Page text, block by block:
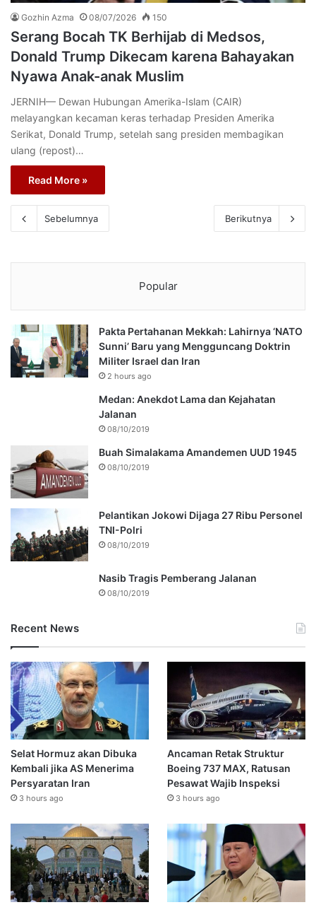
Gozhin Azma 08/07/2026 150
Serang Bocah TK Berhijab di Medsos,
Donald Trump Dikecam karena Bahayakan
Nyawa Anak-anak Muslim
JERNIH— Dewan Hubungan Amerika-Islam (CAIR)
melayangkan kecaman keras terhadap Presiden Amerika
Serikat, Donald Trump, setelah sang presiden membagikan
ulang (repost)…
Read More »
Sebelumnya Berikutnya
Popular
Pakta Pertahanan Mekkah: Lahirnya ‘NATO
Sunni’ Baru yang Mengguncang Doktrin
Militer Israel dan Iran
2 hours ago
Medan: Anekdot Lama dan Kejahatan
Jalanan
08/10/2019
Buah Simalakama Amandemen UUD 1945
08/10/2019
Pelantikan Jokowi Dijaga 27 Ribu Personel
TNI-Polri
08/10/2019
Nasib Tragis Pemberang Jalanan
08/10/2019
Recent News
Selat Hormuz akan Dibuka
Kembali jika AS Menerima
Persyaratan Iran
3 hours ago
Ancaman Retak Struktur
Boeing 737 MAX, Ratusan
Pesawat Wajib Inspeksi
3 hours ago